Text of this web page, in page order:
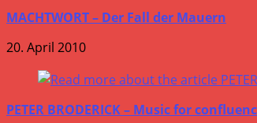
MACHTWORT – Der Fall der Mauern
20. April 2010
PETER BRODERICK – Music for